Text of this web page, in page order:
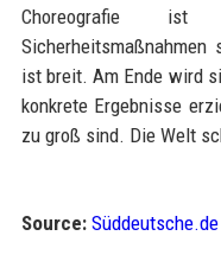
Choreografie
ist breit. Am Ende wird
konkrete Ergebnisse
zu groß sind. Die Welt
Source: